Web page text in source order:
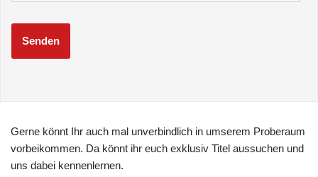
Gerne könnt Ihr auch mal unverbindlich in umserem Proberaum
vorbeikommen. Da könnt ihr euch exklusiv Titel aussuchen und
uns dabei kennenlernen.